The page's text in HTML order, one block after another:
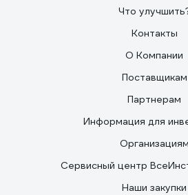
Что
Контакты
О Компании
Поставщикам
Партнерам
Информация для
Организациям
Сервисный центр
Наши закупки